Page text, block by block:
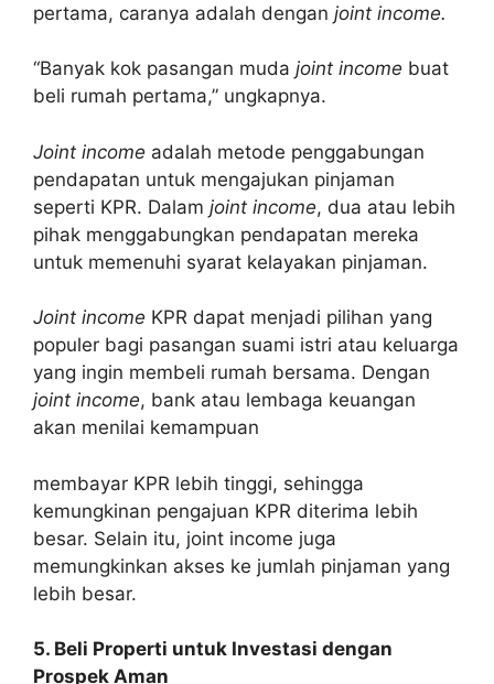
pertama, caranya adalah dengan joint income.
“Banyak kok pasangan muda joint income buat
beli rumah pertama,” ungkapnya.
Joint income adalah metode penggabungan
pendapatan untuk mengajukan pinjaman
seperti KPR. Dalam joint income, dua atau lebih
pihak menggabungkan pendapatan mereka
untuk memenuhi syarat kelayakan pinjaman.
Joint income KPR dapat menjadi pilihan yang
populer bagi pasangan suami istri atau keluarga
yang ingin membeli rumah bersama. Dengan
joint income, bank atau lembaga keuangan
akan menilai kemampuan
membayar KPR lebih tinggi, sehingga
kemungkinan pengajuan KPR diterima lebih
besar. Selain itu, joint income juga
memungkinkan akses ke jumlah pinjaman yang
lebih besar.
5. Beli Properti untuk Investasi dengan
Prospek Aman